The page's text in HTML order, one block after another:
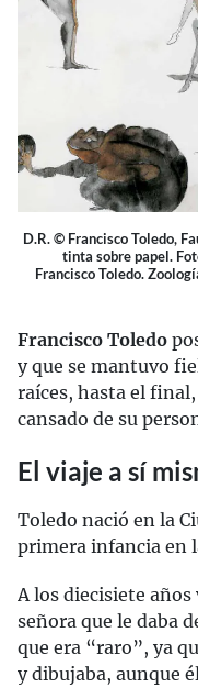
D.R. © Francisco Toledo,
tinta sobre papel.
Francisco Toledo.
Francisco Toledo
y que se mantuvo
raíces, hasta el
cansado de su
El viaje a sí
Toledo nació en la
primera infancia en
A los diecisiete años
señora que le daba
que era “raro”, ya
y dibujaba, aunque